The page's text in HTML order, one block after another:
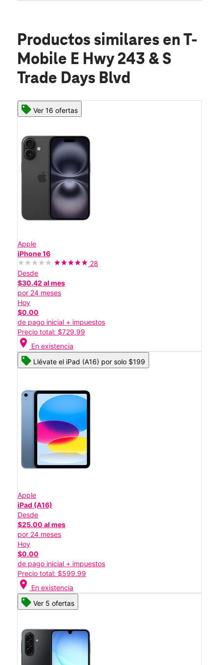
Productos similares en T-
Mobile E Hwy 243 & S
Trade Days Blvd
Ver 16 ofertas
Apple
iPhone 16
28
Desde
$30.42 al mes
por 24 meses
Hoy
$0.00
de pago inicial + impuestos
Precio total: $729.99
location_on En existencia
Llévate el iPad (A16) por solo $199
Apple
iPad (A16)
Desde
$25.00 al mes
por 24 meses
Hoy
$0.00
de pago inicial + impuestos
Precio total: $599.99
location_on En existencia
Ver 5 ofertas